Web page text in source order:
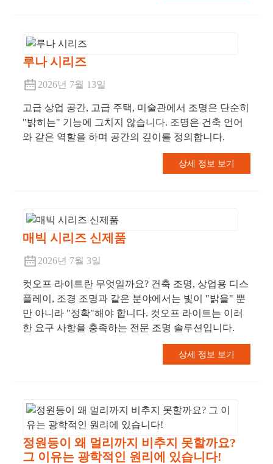
루나 시리즈
2026년 7월 13일
고급 상업 공간, 고급 주택, 미술관에서 조명은 단순히
"밝히는" 기능에 그치지 않습니다. 조명은 건축 언어
와 같은 역할을 하며 공간의 깊이를 정의합니다.
상세 정보 보기
매빅 시리즈 신제품
2026년 7월 3일
컷오프 라이트란 무엇일까요? 건축 조명, 상업용 디스
플레이, 조경 조명과 같은 분야에서는 빛이 "밝을" 뿐
만 아니라 "정확"해야 합니다. 컷오프 라이트는 이러
한 요구 사항을 충족하는 전문 조명 솔루션입니다.
상세 정보 보기
정원등이 왜 멀리까지 비추지 못할까요?
그 이유는 광학적인 원리에 있습니다!